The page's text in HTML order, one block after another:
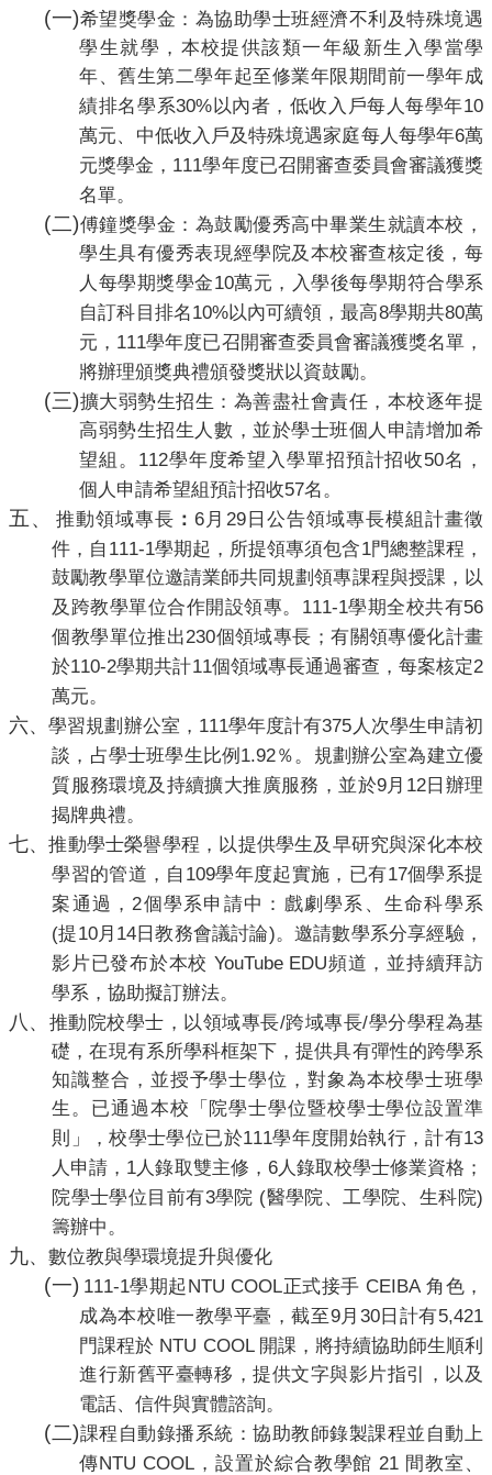
(一)希望獎學金：為協助學士班經濟不利及特殊境遇
學生就學，本校提供該類一年級新生入學當學
年、舊生第二學年起至修業年限期間前一學年成
績排名學系30%以內者，低收入戶每人每學年10
萬元、中低收入戶及特殊境遇家庭每人每學年6萬
元獎學金， 111學年度已召開審查委員會審議獲獎
名單。
(二)傅鐘獎學金：為鼓勵優秀高中畢業生就讀本校，
學生具有優秀表現經學院及本校審查核定後，每
人每學期獎學金10萬元，入學後每學期符合學系
自訂科目排名10%以內可續領，最高8學期共80萬
元， 111學年度已召開審查委員會審議獲獎名單，
將辦理頒獎典禮頒發獎狀以資鼓勵。
(三)擴大弱勢生招生：為善盡社會責任，本校逐年提
高弱勢生招生人數，並於學士班個人申請增加希
望組。 112學年度希望入學單招預計招收50名，
個人申請希望組預計招收57名。
五、 推動領域專長 ：6 月 29日公告領域專長模組計畫徵
件，自 111-1學期起，所提領專須包含1門總整課程，
鼓勵教學單位邀請業師共同規劃領專課程與授課，以
及跨教學單位合作開設領專。 111-1學期全校共有56
個教學單位推出230個領域專長；有關領專優化計畫
於110-2學期共計11個領域專長通過審查，每案核定2
萬元。
六、學習規劃辦公室， 111學年度計有375 人次學生申請初
談，占學士班學生比例 1.92％。規劃辦公室為建立優
質服務環境及持續擴大推廣服務，並於9月 12日辦理
揭牌典禮。
七、推動學士榮譽學程， 以提供學生及早研究與深化本校
學習的管道，自 109學年度起實施，已有17個學系提
案通過，2個學系申請中：戲劇學系、生命科學系
(提10月 14 日教務會議討論)。邀請數學系分享經驗，
影片已發布於本校 YouTube EDU頻道，並持續拜訪
學系，協助擬訂辦法。
八、 推動 院校學士， 以領域專長/跨域專長/學分學程為基
礎，在現有系所學科框架下，提供具有彈性的跨學系
知識整合，並授予學士學位，對象為本校學士班學
生。已通過本校「院學士學位暨校學士學位設置準
則」，校學士學位已於111學年度開始執行，計有13
人申請， 1人錄取雙主修， 6人錄取校學士修業資格；
院學士學位目前有3學院 (醫學院、工學院、生科院)
籌辦中。
九、 數位教與學環境提升與優化
(一) 111-1學期起NTU COOL正式接手 CEIBA 角色，
成為本校唯一教學平臺，截至9月 30日計有5,421
門課程於 NTU COOL 開課，將持續協助師生順利
進行新舊平臺轉移，提供文字與影片指引，以及
電話、信件與實體諮詢。
(二)課程自動錄播系統：協助教師錄製課程並自動上
傳NTU COOL ，設置於綜合教學館 21 間教室、